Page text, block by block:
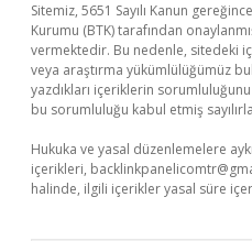
Sitemiz, 5651 Sayılı Kanun
Kurumu (BTK) tarafından
vermektedir. Bu nedenle, sitedeki
veya araştırma yükümlülüğümüz
yazdıkları içeriklerin
bu sorumluluğu kabul etmiş
Hukuka ve yasal düzenlemelere
içerikleri,
halinde, ilgili içerikler yasal süre